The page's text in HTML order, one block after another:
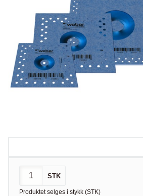
STK
Produktet selges i stykk (STK)